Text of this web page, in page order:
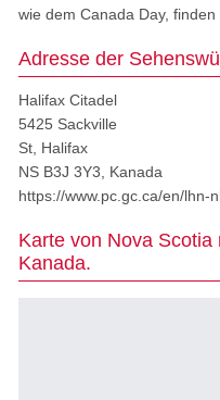
wie dem Canada Day,
Adresse der
Halifax Citadel
5425 Sackville
St, Halifax
NS B3J 3Y3, Kanada
https://www.pc.gc.ca/en/lhn-
Karte von Nova
Kanada.